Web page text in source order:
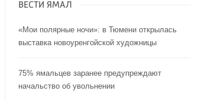
ВЕСТИ ЯМАЛ
«Мои полярные ночи»: в Тюмени открылась
выставка новоуренгойской художницы
75% ямальцев заранее предупреждают
начальство об увольнении